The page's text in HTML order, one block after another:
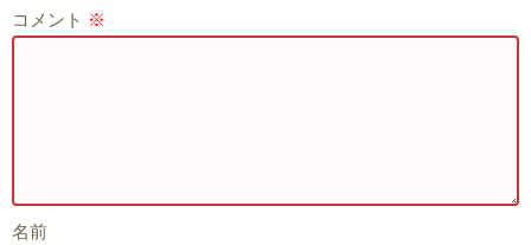
コメント ※
名前